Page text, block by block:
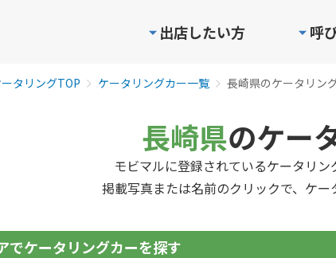
出店したい方 呼
タリングTOP ケータリングカー一覧 長崎県のケータリン
長崎県のケー
モビマルに登録されているケータリ
掲載写真または名前のクリックで、ケー
でケータリングカーを探す